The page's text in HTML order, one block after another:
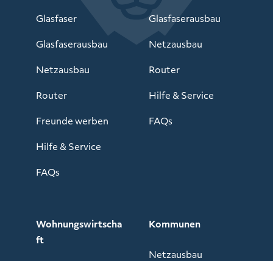
Glasfaser
Glasfaserausbau
Netzausbau
Router
Freunde werben
Hilfe & Service
FAQs
Glasfaserausbau
Netzausbau
Router
Hilfe & Service
FAQs
Wohnungswirtscha
ft
Kommunen
Netzausbau